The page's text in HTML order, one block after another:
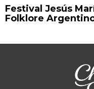
Festival Jesús
Folklore